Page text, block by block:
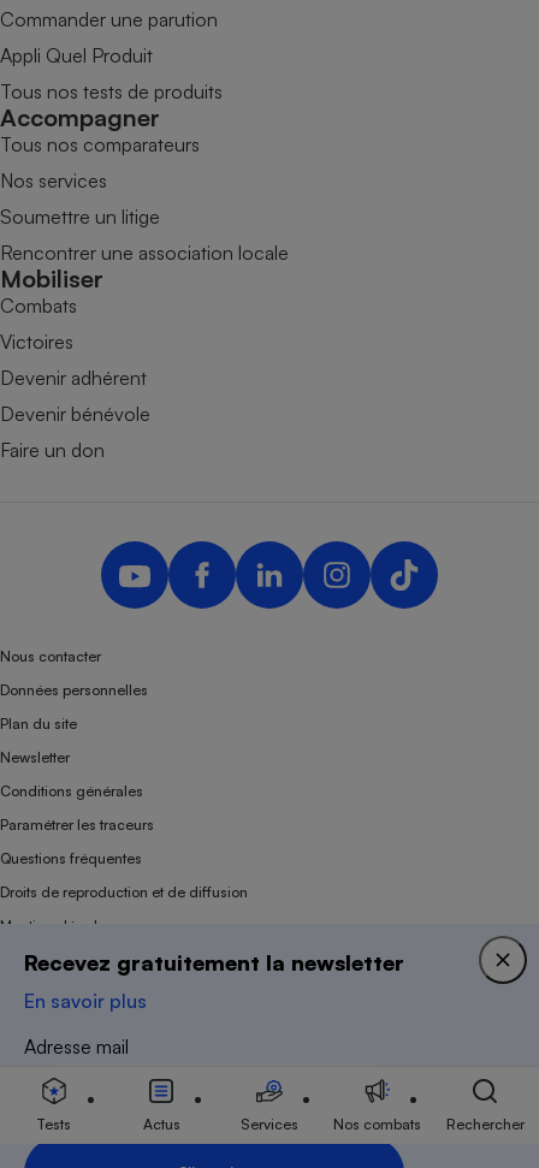
Recevez gratuitement la newsletter
En savoir plus
Adresse mail
Commander une parution
Appli Quel Produit
Tous nos tests de produits
Accompagner
Tous nos comparateurs
Nos services
Soumettre un litige
Rencontrer une association locale
Mobiliser
Combats
Victoires
Devenir adhérent
Devenir bénévole
Faire un don
Nous contacter
Données personnelles
Plan du site
Newsletter
Conditions générales
Paramétrer les traceurs
Questions fréquentes
Droits de reproduction et de diffusion
Mentions légales
Panel
Association indépendante de l’État, des syndicats, des producteurs et des
distributeurs depuis 1951.
Tests Actus Services Nos combats Rechercher